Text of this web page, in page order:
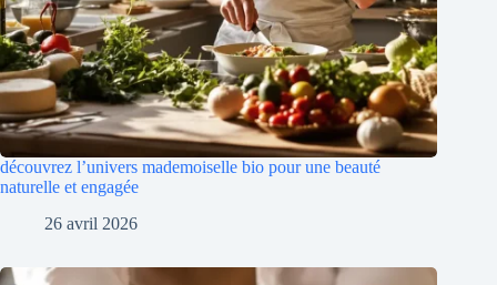
découvrez l’univers mademoiselle bio pour une beauté
naturelle et engagée
26 avril 2026